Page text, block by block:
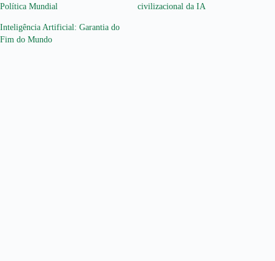
Política Mundial
civilizacional da IA
Inteligência Artificial: Garantia do
Fim do Mundo